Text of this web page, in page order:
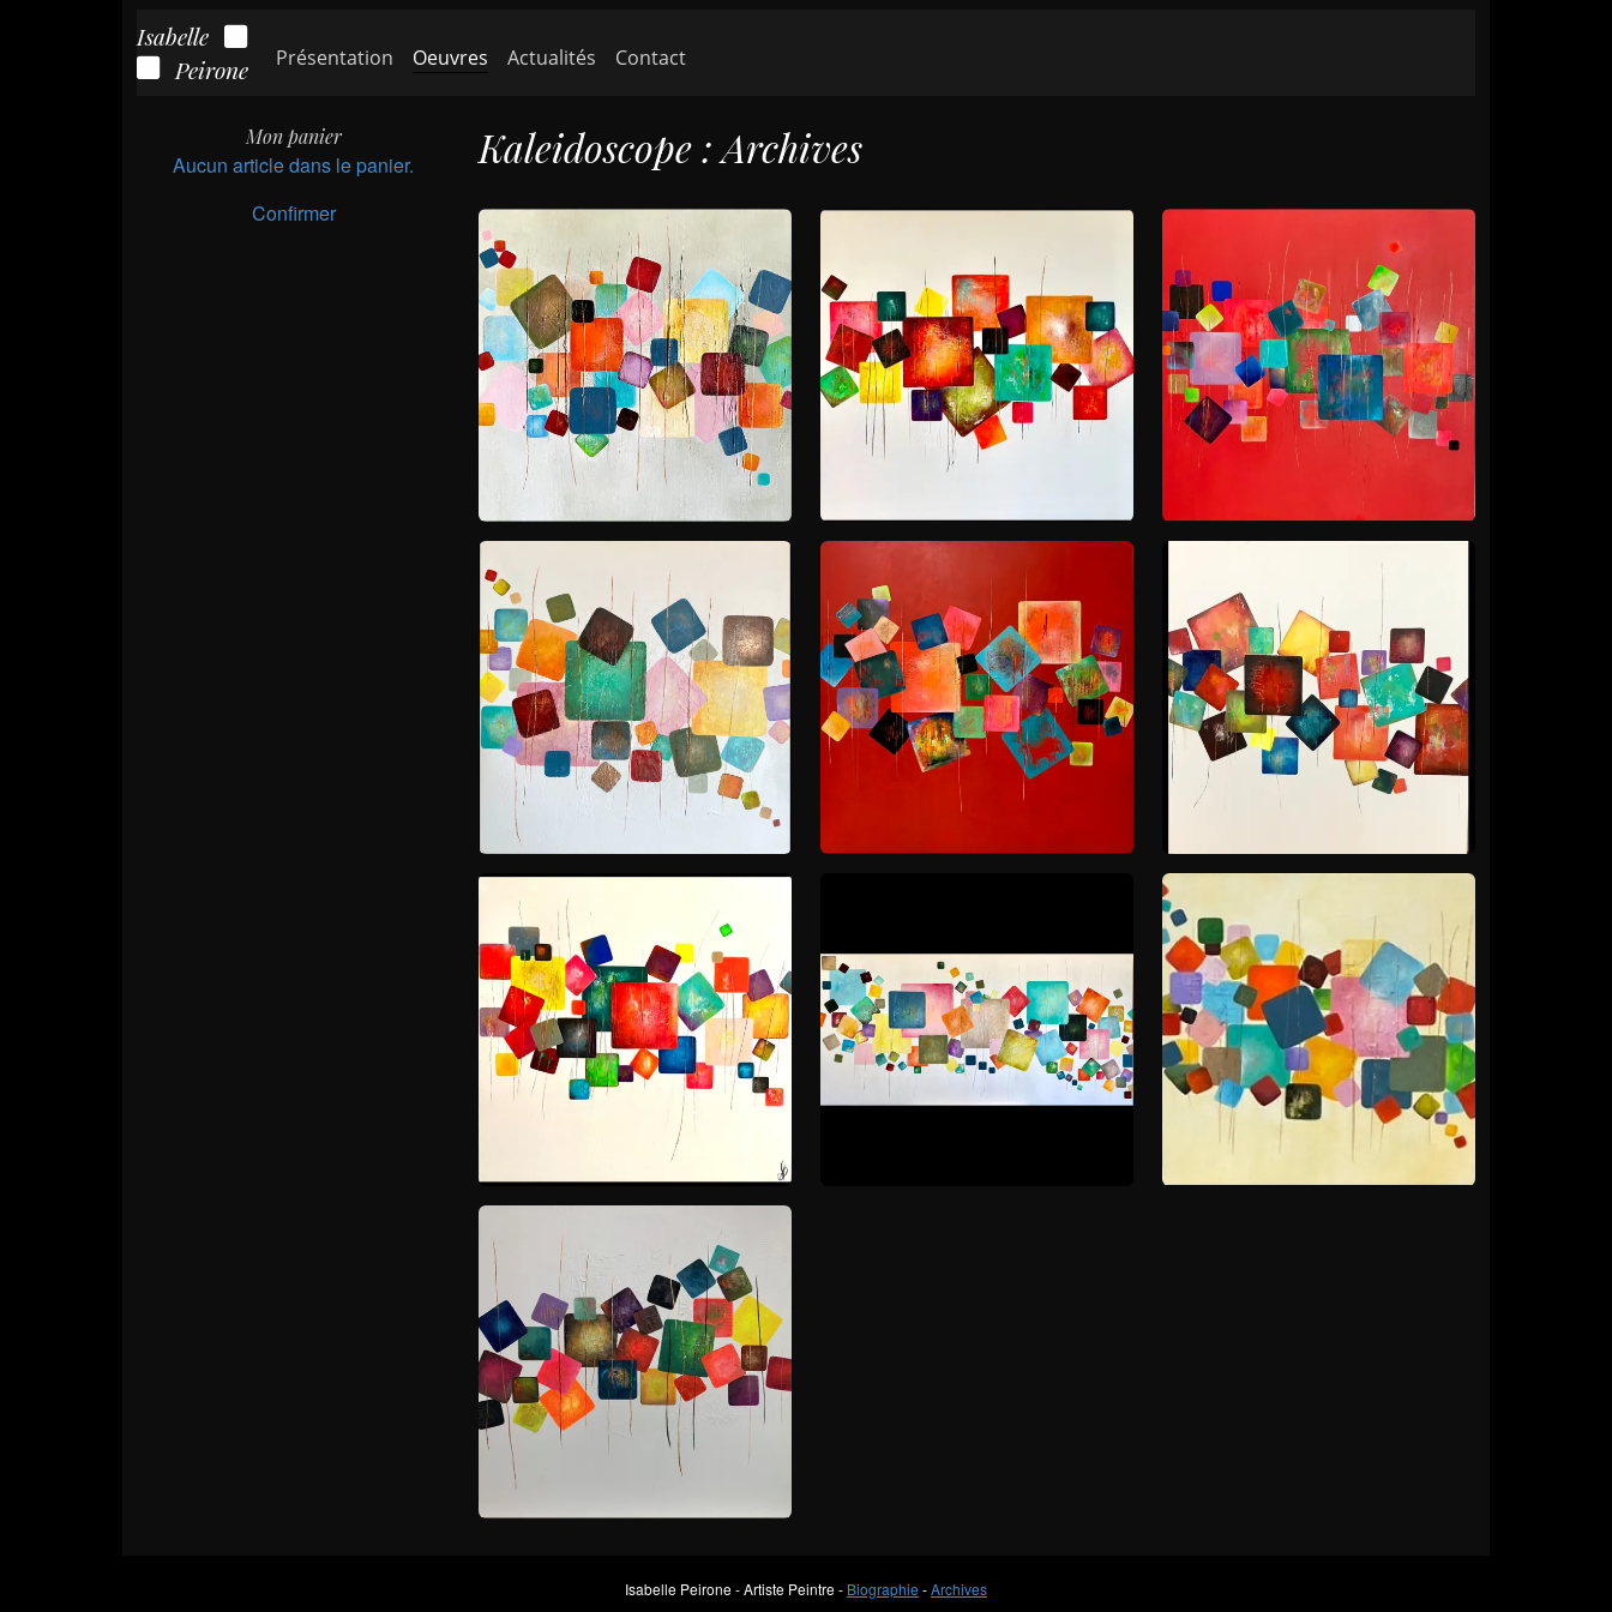
Isabelle
Peirone
Présentation Oeuvres (courante)
Actualités Contact
Mon panier
Aucun article dans le panier.
Confirmer
Kaleidoscope : Archives
Isabelle Peirone - Artiste Peintre - Biographie -Archives